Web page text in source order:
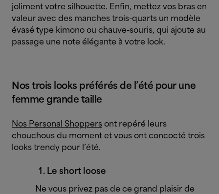
joliment votre silhouette. Enfin, mettez vos bras en
valeur avec des manches trois-quarts un modèle
évasé type kimono ou chauve-souris, qui ajoute au
passage une note élégante à votre look.
Nos trois looks préférés de l’été pour une
femme grande taille
Nos Personal Shoppers ont repéré leurs
chouchous du moment et vous ont concocté trois
looks trendy pour l’été.
Le short loose
Ne vous privez pas de ce grand plaisir de